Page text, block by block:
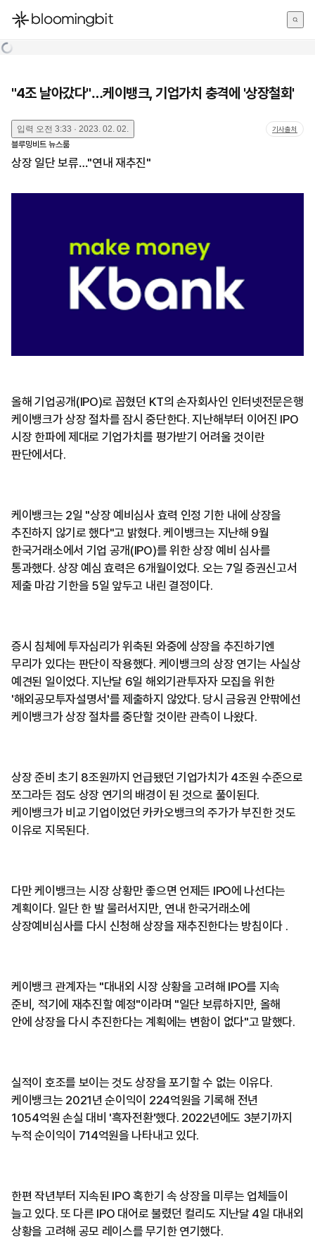
한국어
"4조 날아갔다"…케이뱅크, 기업가치 충격에 '상장철회'
입력 오전 3:33 · 2023. 02. 02. 기사출처
블루밍비트 뉴스룸
상장 일단 보류…"연내 재추진"
올해 기업공개(IPO)로 꼽혔던 KT의 손자회사인 인터넷전문은행
케이뱅크가 상장 절차를 잠시 중단한다. 지난해부터 이어진 IPO
시장 한파에 제대로 기업가치를 평가받기 어려울 것이란
판단에서다.
케이뱅크는 2일 "상장 예비심사 효력 인정 기한 내에 상장을
추진하지 않기로 했다"고 밝혔다. 케이뱅크는 지난해 9월
한국거래소에서 기업 공개(IPO)를 위한 상장 예비 심사를
통과했다. 상장 예심 효력은 6개월이었다. 오는 7일 증권신고서
제출 마감 기한을 5일 앞두고 내린 결정이다.
증시 침체에 투자심리가 위축된 와중에 상장을 추진하기엔
무리가 있다는 판단이 작용했다. 케이뱅크의 상장 연기는 사실상
예견된 일이었다. 지난달 6일 해외기관투자자 모집을 위한
'해외공모투자설명서'를 제출하지 않았다. 당시 금융권 안팎에선
케이뱅크가 상장 절차를 중단할 것이란 관측이 나왔다.
상장 준비 초기 8조원까지 언급됐던 기업가치가 4조원 수준으로
쪼그라든 점도 상장 연기의 배경이 된 것으로 풀이된다.
케이뱅크가 비교 기업이었던 카카오뱅크의 주가가 부진한 것도
이유로 지목된다.
다만 케이뱅크는 시장 상황만 좋으면 언제든 IPO에 나선다는
계획이다. 일단 한 발 물러서지만, 연내 한국거래소에
상장예비심사를 다시 신청해 상장을 재추진한다는 방침이다 .
케이뱅크 관계자는 "대내외 시장 상황을 고려해 IPO를 지속
준비, 적기에 재추진할 예정"이라며 "일단 보류하지만, 올해
안에 상장을 다시 추진한다는 계획에는 변함이 없다"고 말했다.
실적이 호조를 보이는 것도 상장을 포기할 수 없는 이유다.
케이뱅크는 2021년 순이익이 224억원을 기록해 전년
1054억원 손실 대비 '흑자전환'했다. 2022년에도 3분기까지
누적 순이익이 714억원을 나타내고 있다.
한편 작년부터 지속된 IPO 혹한기 속 상장을 미루는 업체들이
늘고 있다. 또 다른 IPO 대어로 불렸던 컬리도 지난달 4일 대내외
상황을 고려해 공모 레이스를 무기한 연기했다.